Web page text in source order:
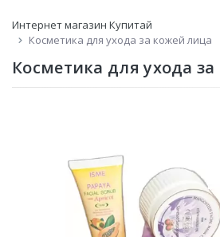
Интернет магазин Купитай
Косметика для ухода за кожей лица
Косметика для ухода